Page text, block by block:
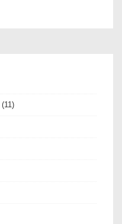
(11)